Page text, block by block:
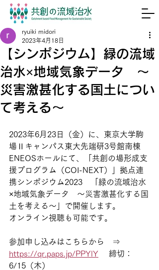
【シンポジウム】緑の流域
治水×地域気象データ 〜
災害激甚化する国土につい
て考える〜
ryuiki midori
2023年4月18日
2023年6月23日（金）に、東京大学駒
場Ⅱキャンパス東大先端研3号館南棟
ENEOSホールにて、「共創の場形成支
援プログラム（COI-NEXT）」拠点連
携シンポジウム2023　「緑の流域治水
×地域気象データ　〜災害激甚化する国
土を考える〜」で開催します。
オンライン視聴も可能です。
参加申し込みはこちらから　⇒
https://qr.paps.jp/PPYlY 締切：
6/15（木）